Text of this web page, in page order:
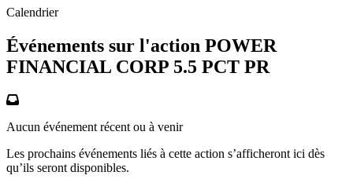
Calendrier
Événements sur l'action POWER
FINANCIAL CORP 5.5 PCT PR
Aucun événement récent ou à venir
Les prochains événements liés à cette action s’afficheront ici dès
qu’ils seront disponibles.